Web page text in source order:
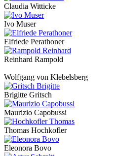
Claudia Witticke
Ivo Muser
Elfriede Perathoner
Reinhard Rampold
Wolfgang von Klebelsberg
Brigitte Gritsch
Maurizio Capobussi
Thomas Hochkofler
Eleonora Bovo